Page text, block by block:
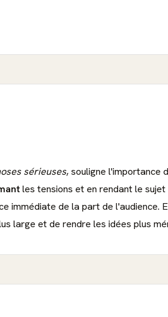
sérieuses, souligne l'importance
les tensions et en rendant le
immédiate de la part de l'audience.
large et de rendre les idées plus